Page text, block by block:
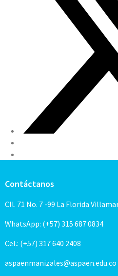
Contáctanos
Cll. 71 No. 7 -99 La Florida
WhatsApp: (+57) 315 687 0834
Cel.: (+57) 317 640 2408
aspaenmanizales@aspaen.edu.co